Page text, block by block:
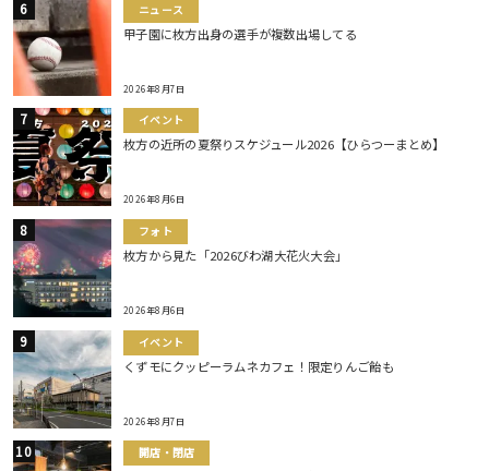
ニュース
甲子園に枚方出身の選手が複数出場してる
2026年8月7日
イベント
枚方の近所の夏祭りスケジュール2026【ひらつーまとめ】
2026年8月6日
フォト
枚方から見た「2026びわ湖大花火大会」
2026年8月6日
イベント
くずモにクッピーラムネカフェ！限定りんご飴も
2026年8月7日
開店・閉店